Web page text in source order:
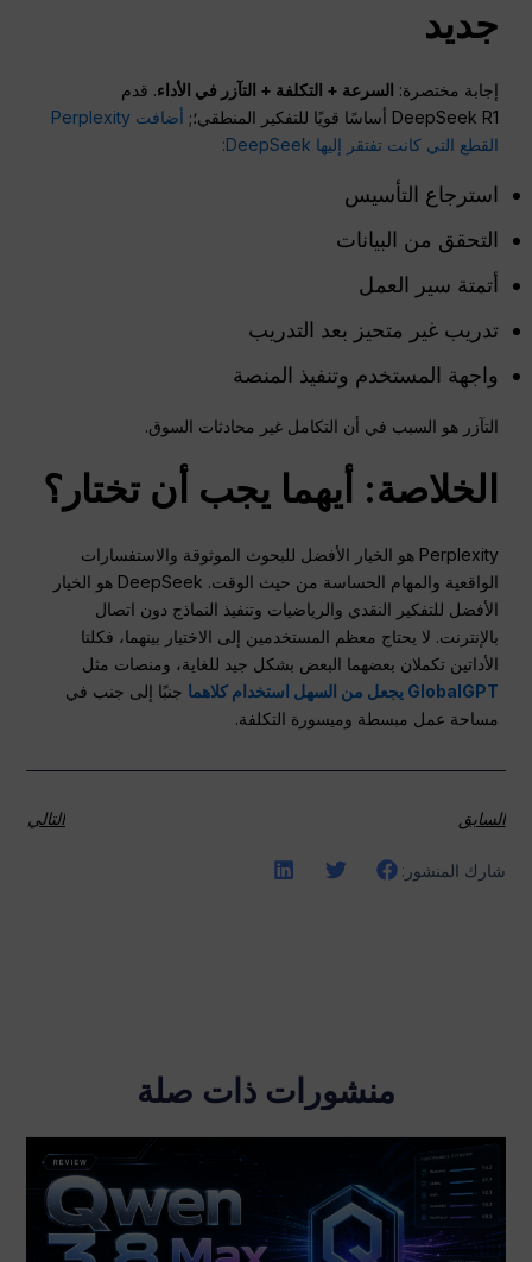
جديد
إجابة مختصرة: السرعة + التكلفة + التآزر في الأداء. قدم
DeepSeek R1 أساسًا قويًا للتفكير المنطقي؛;
أضافت Perplexity
القطع التي كانت تفتقر إليها DeepSeek:
استرجاع التأسيس
التحقق من البيانات
أتمتة سير العمل
تدريب غير متحيز بعد التدريب
واجهة المستخدم وتنفيذ المنصة
التآزر هو السبب في أن التكامل غير محادثات السوق.
الخلاصة: أيهما يجب أن تختار؟
Perplexity هو الخيار الأفضل للبحوث الموثوقة والاستفسارات
الواقعية والمهام الحساسة من حيث الوقت. DeepSeek هو الخيار
الأفضل للتفكير النقدي والرياضيات وتنفيذ النماذج دون اتصال
بالإنترنت. لا يحتاج معظم المستخدمين إلى الاختيار بينهما، فكلتا
الأداتين تكملان بعضهما البعض بشكل جيد للغاية، ومنصات مثل
GlobalGPT يجعل من السهل استخدام كلاهما
جنبًا إلى جنب في
مساحة عمل مبسطة وميسورة التكلفة.
السابق التالي
شارك المنشور:
منشورات ذات صلة